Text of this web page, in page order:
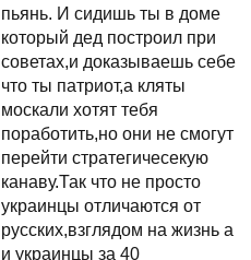
пьянь. И сидишь ты в доме
который дед построил при
советах,и доказываешь себе
что ты патриот,а кляты
москали хотят тебя
поработить,но они не смогут
перейти стратегичесекую
канаву.Так что не просто
украинцы отличаются от
русских,взглядом на жизнь а
и украинцы за 40